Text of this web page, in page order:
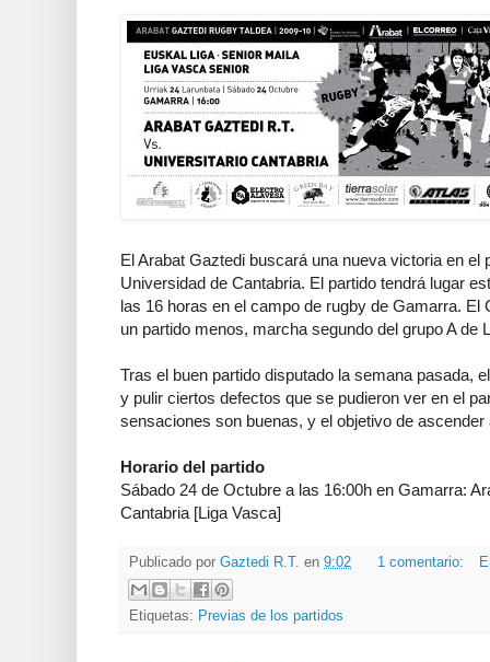
El Arabat Gaztedi buscará una nueva victoria en el
Universidad de Cantabria. El partido tendrá lugar
las 16 horas en el campo de rugby de Gamarra. El
un partido menos, marcha segundo del grupo A de
Tras el buen partido disputado la semana pasada,
y pulir ciertos defectos que se pudieron ver en el
sensaciones son buenas, y el objetivo de
Horario del partido
Sábado 24 de Octubre a las 16:00h en Gamarra:
Cantabria [Liga Vasca]
Publicado por Gaztedi R.T. en 9:02 1 comentario:
Etiquetas: Previas de los partidos